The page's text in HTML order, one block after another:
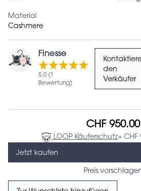
Material
Cashmere
Finesse
5.0 (1
Bewertung)
den
Verkäufer
CHF 950.00
LOOP Käuferschutz+ CHF
Jetzt kaufen
Preis